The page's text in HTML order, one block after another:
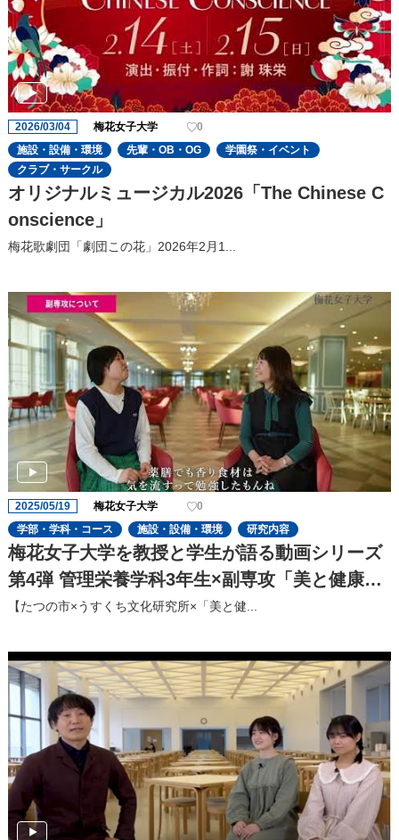
2026/03/04 梅花女子大学
0
施設・設備・環境
先輩・OB・OG
学園祭・イベント
クラブ・サークル
オリジナルミュージカル2026「The Chinese C
onscience」
梅花歌劇団「劇団この花」2026年2月1...
2025/05/19 梅花女子大学
0
学部・学科・コース
施設・設備・環境 研究内容
梅花女子大学を教授と学生が語る動画シリーズ
第4弾 管理栄養学科3年生×副専攻「美と健康の
薬膳学」赤堀真澄先生によるスペシャル対談
【たつの市×うすくち文化研究所×「美と健...